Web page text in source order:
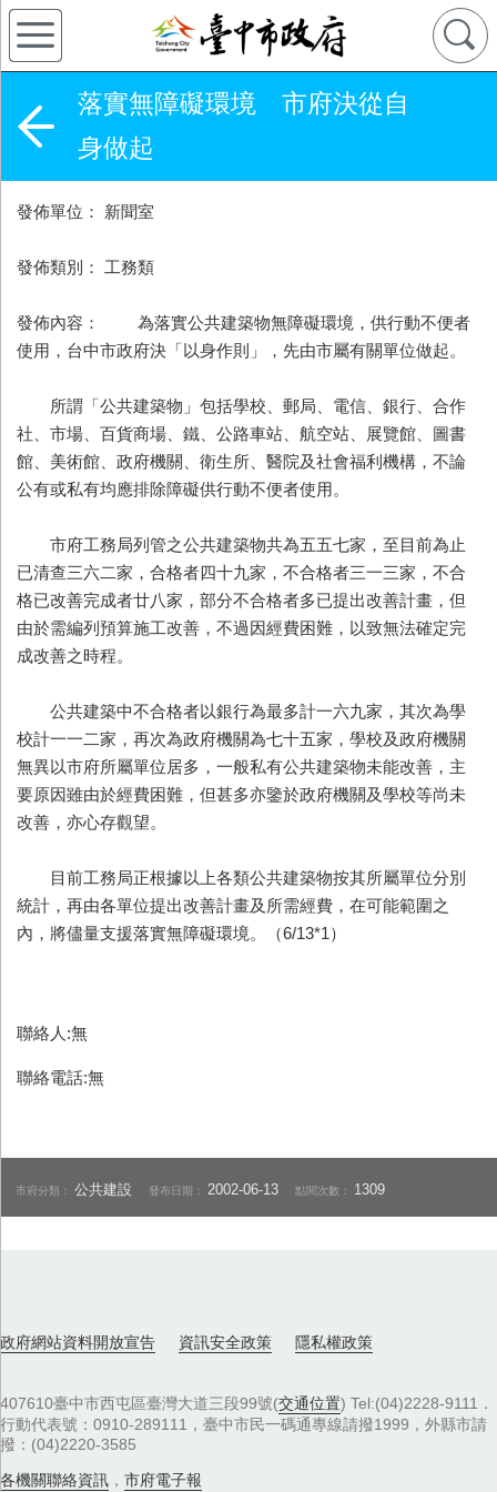
落實無障礙環境 市府決從自
身做起
發佈單位： 新聞室
發佈類別： 工務類
發佈內容： 為落實公共建築物無障礙環境，供行動不便者
使用，台中市政府決「以身作則」，先由市屬有關單位做起。
所謂「公共建築物」包括學校、郵局、電信、銀行、合作
社、市場、百貨商場、鐵、公路車站、航空站、展覽館、圖書
館、美術館、政府機關、衛生所、醫院及社會福利機構，不論
公有或私有均應排除障礙供行動不便者使用。
市府工務局列管之公共建築物共為五五七家，至目前為止
已清查三六二家，合格者四十九家，不合格者三一三家，不合
格已改善完成者廿八家，部分不合格者多已提出改善計畫，但
由於需編列預算施工改善，不過因經費困難，以致無法確定完
成改善之時程。
公共建築中不合格者以銀行為最多計一六九家，其次為學
校計一一二家，再次為政府機關為七十五家，學校及政府機關
無異以市府所屬單位居多，一般私有公共建築物未能改善，主
要原因雖由於經費困難，但甚多亦鑒於政府機關及學校等尚未
改善，亦心存觀望。
目前工務局正根據以上各類公共建築物按其所屬單位分別
統計，再由各單位提出改善計畫及所需經費，在可能範圍之
內，將儘量支援落實無障礙環境。（6/13*1）
聯絡人:無
聯絡電話:無
市府分類：公共建設 發布日期： 2002-06-13 點閱次數： 1309
政府網站資料開放宣告 資訊安全政策 隱私權政策
407610臺中市西屯區臺灣大道三段99號(交通位置) Tel:(04)2228-9111．
行動代表號：0910-289111，臺中市民一碼通專線請撥1999，外縣市請
撥：(04)2220-3585
各機關聯絡資訊 ， 市府電子報